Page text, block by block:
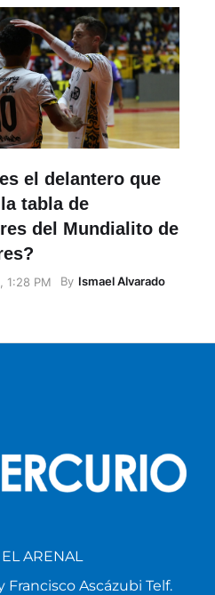
el delantero que
tabla de
del Mundialito de
1:28 PM By Ismael Alvarado
ARENAL
Francisco Ascázubi Telf.